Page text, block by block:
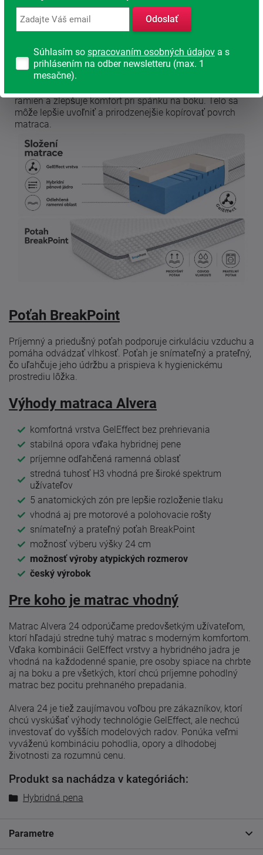
Hybridné penové jadro
Kvalitná hybridná pena vytvára pevný a stabilný základ
celého matraca. Poskytuje spoľahlivú oporu chrbtici,
matraca.
Odľahčená ramenná oblasť
ramien a zlepšuje komfort pri spánku na boku. Telo sa
môže lepšie uvoľniť a prirodzenejšie kopírovať povrch
matraca.
Poťah BreakPoint
Príjemný a priedušný poťah podporuje cirkuláciu vzduchu a
pomáha odvádzať vlhkosť. Poťah je snímateľný a prateľný,
čo uľahčuje jeho údržbu a prispieva k hygienickému
prostrediu lôžka.
Výhody matraca Alvera
komfortná vrstva GelEffect bez prehrievania
stabilná opora vďaka hybridnej pene
príjemne odľahčená ramenná oblasť
stredná tuhosť H3 vhodná pre široké spektrum
užívateľov
5 anatomických zón pre lepšie rozloženie tlaku
vhodná aj pre motorové a polohovacie rošty
snímateľný a prateľný poťah BreakPoint
možnosť výberu výšky 24 cm
možnosť výroby atypických rozmerov
český výrobok
Pre koho je matrac vhodný
Matrac Alvera 24 odporúčame predovšetkým užívateľom,
ktorí hľadajú stredne tuhý matrac s moderným komfortom.
Vďaka kombinácii GelEffect vrstvy a hybridného jadra je
vhodná na každodenné spanie, pre osoby spiace na chrbte
aj na boku a pre všetkých, ktorí chcú príjemne pohodlný
matrac bez pocitu prehnaného prepadania.
Alvera 24 je tiež zaujímavou voľbou pre zákazníkov, ktorí
chcú vyskúšať výhody technológie GelEffect, ale nechcú
investovať do vyšších modelových radov. Ponúka veľmi
vyváženú kombináciu pohodlia, opory a dlhodobej
životnosti za rozumnú cenu.
Produkt sa nachádza v kategóriách:
Hybridná pena
Parametre
Odoslať
Súhlasím so spracovaním osobných údajov a s
prihlásením na odber newsletteru (max. 1
mesačne).